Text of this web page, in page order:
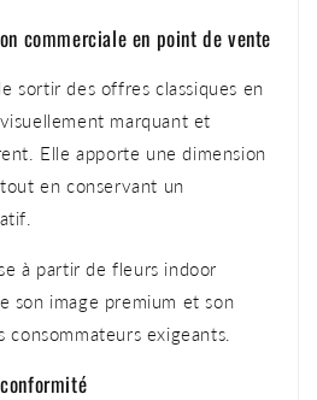
commerciale en point de vente
sortir des offres classiques en
marquant et
Elle apporte une dimension
en conservant un
à partir de fleurs indoor
son image premium et son
exigeants.